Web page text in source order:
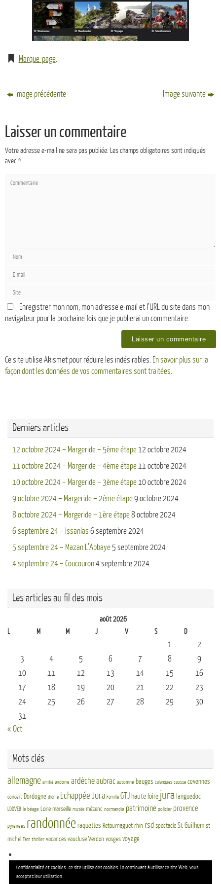
Marque-page.
Image précédente Image suivante
Laisser un commentaire
Votre adresse e-mail ne sera pas publiée. Les champs obligatoires sont indiqués
avec*
Enregistrer mon nom, mon adresse e-mail et l’URL du site dans mon
navigateur pour la prochaine fois que je publierai un commentaire.
Ce site utilise Akismet pour réduire les indésirables. En savoir plus sur la
façon dont les données de vos commentaires sont traitées.
Derniers articles
12 octobre 2024 – Margeride – 5ème étape12 octobre 2024
11 octobre 2024 – Margeride – 4ème étape11 octobre 2024
10 octobre 2024 – Margeride – 3ème étape10 octobre 2024
9 octobre 2024 – Margeride – 2ème étape9 octobre 2024
8 octobre 2024 – Margeride – 1ère étape8 octobre 2024
6 septembre 24 – Issanlas 6 septembre 2024
5 septembre 24 – Mazan L’Abbaye 5 septembre 2024
4 septembre 24 – Coucouron4 septembre 2024
Les articles au fil des mois
août 2026
L
M M J V S D
1
2
3
4 5 6 7 8
9
10
11 12 13 14 15
16
17
18 19 20 21 22
23
24
25 26 27 28 29
30
31
« Oct
Mots clés
allemagne amitié andorre ardècheaubrac automne bauges calanques causse cevennes
concert Dordogne drôme Echappée Jura Famille GTJ haute loire jura languedoc
LDDVEB le béage Loire marseille musée mézenc normandie patrimoine policier provence
pyrenees randonnée raquettes Retournaguet rhin rsd spectacle St Guilhem st
michel
Tarn thriller vacances vaucluse Verdon vosges voyage
Confidentialité et cookies : ce site utilise des cookies. En continuant à utiliser ce site Web, vous
acceptez leur utilisation.